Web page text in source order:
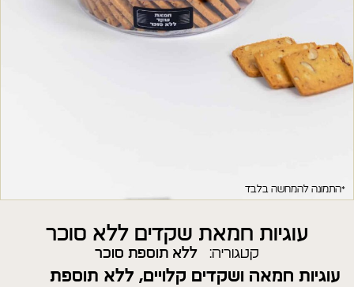
*התמונה להמחשה בלבד
עוגיות חמאת שקדים ללא סוכר
קטגוריה: ללא תוספת סוכר
עוגיות חמאה ושקדים קלויים, ללא תוספת